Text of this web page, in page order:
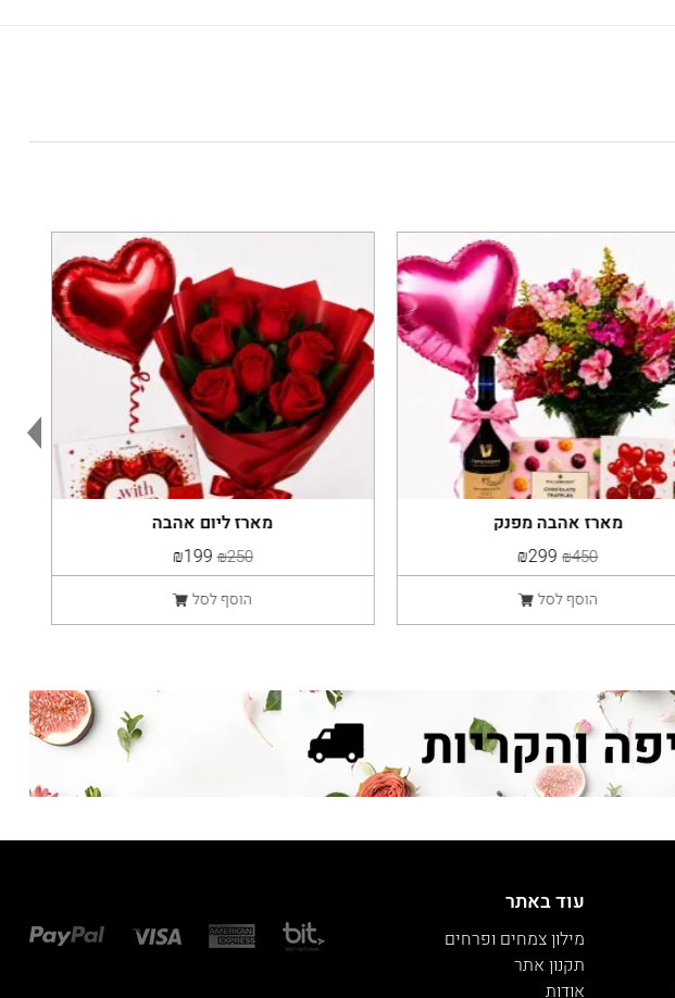
מארז ליום אהבה
₪250
₪199
הוסף לסל
מארז אהבה מפנק
₪450
₪299
הוסף לסל
עוד באתר
מילון צמחים ופרחים
תקנון אתר
אודות